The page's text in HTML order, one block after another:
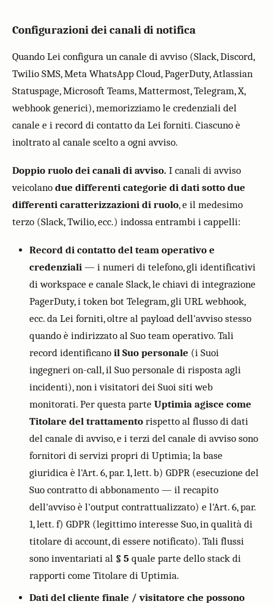
Configurazioni dei canali di notifica
Quando Lei configura un canale di avviso (Slack, Discord,
Twilio SMS, Meta WhatsApp Cloud, PagerDuty, Atlassian
Statuspage, Microsoft Teams, Mattermost, Telegram, X,
webhook generici), memorizziamo le credenziali del
canale e i record di contatto da Lei forniti. Ciascuno è
inoltrato al canale scelto a ogni avviso.
Doppio ruolo dei canali di avviso. I canali di avviso
veicolano due differenti categorie di dati sotto due
differenti caratterizzazioni di ruolo, e il medesimo
terzo (Slack, Twilio, ecc.) indossa entrambi i cappelli:
Record di contatto del team operativo e
credenziali — i numeri di telefono, gli identificativi
di workspace e canale Slack, le chiavi di integrazione
PagerDuty, i token bot Telegram, gli URL webhook,
ecc. da Lei forniti, oltre al payload dell'avviso stesso
quando è indirizzato al Suo team operativo. Tali
record identificano il Suo personale (i Suoi
ingegneri on-call, il Suo personale di risposta agli
incidenti), non i visitatori dei Suoi siti web
monitorati. Per questa parte Uptimia agisce come
Titolare del trattamento rispetto al flusso di dati
del canale di avviso, e i terzi del canale di avviso sono
fornitori di servizi propri di Uptimia; la base
giuridica è l'Art. 6, par. 1, lett. b) GDPR (esecuzione del
Suo contratto di abbonamento — il recapito
dell'avviso è l'output contrattualizzato) e l'Art. 6, par.
1, lett. f) GDPR (legittimo interesse Suo, in qualità di
titolare di account, di essere notificato). Tali flussi
sono inventariati al § 5 quale parte dello stack di
rapporti come Titolare di Uptimia.
Dati del cliente finale / visitatore che possono